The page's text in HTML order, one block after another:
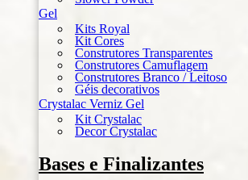
Gel
Kits Royal
Kit Cores
Construtores Transparentes
Construtores Camuflagem
Construtores Branco / Leitoso
Géis decorativos
Crystalac Verniz Gel
Kit Crystalac
Decor Crystalac
Bases e Finalizantes